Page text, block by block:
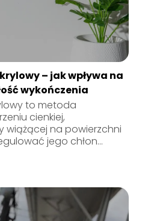
– jak wpływa na
wykończenia
to metoda
cienkiej,
wiążącej na powierzchni
jego chłon...